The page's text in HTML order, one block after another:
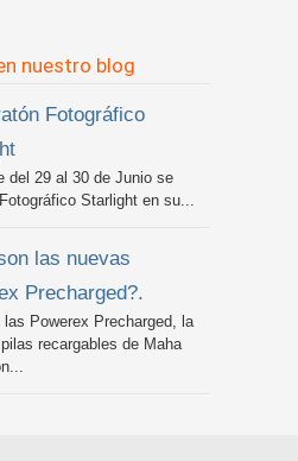
nuestro blog
Fotográfico
del 29 al 30 de Junio se
Starlight en su...
las nuevas
Precharged?.
las Powerex Precharged, la
recargables de Maha